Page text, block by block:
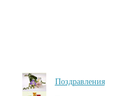
Поздравления